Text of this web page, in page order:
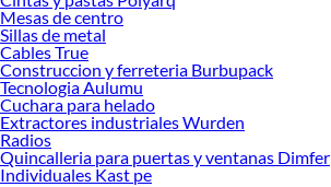
Mesas de centro
Sillas de metal
Cables True
Construccion y ferreteria Burbupack
Tecnologia Aulumu
Cuchara para helado
Extractores industriales Wurden
Radios
Quincalleria para puertas y ventanas Dimfer
Individuales Kast pe